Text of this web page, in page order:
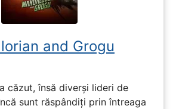
and Grogu
căzut, însă diverși lideri de
sunt răspândiți prin întreaga